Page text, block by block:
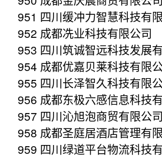
951 四川缓冲力智慧科技有
952 成都冼业科技有限公司
953 四川筑诚智远科技发展
954 成都优嘉贝莱科技有限
955 四川长泽智久科技有限
956 成都东极六感信息科技
957 四川沁旭泡商贸有限公司
958 成都圣庭居酒店管理有
959 四川绿道平台物流科技